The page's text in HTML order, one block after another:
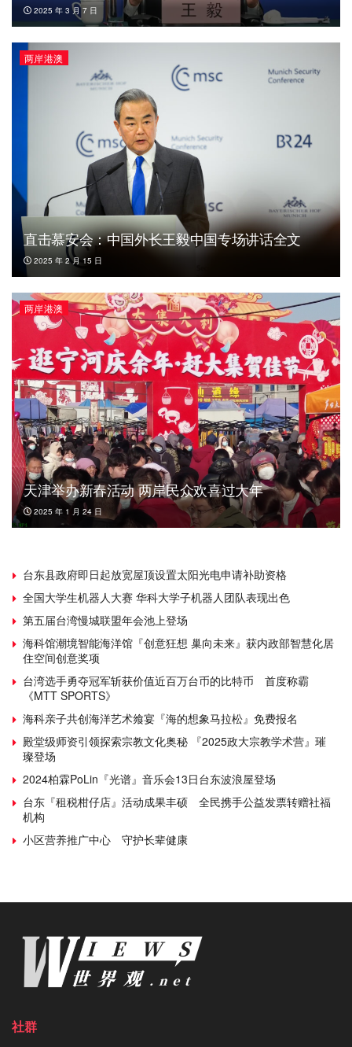
2025 年 3 月 7 日
两岸港澳
直击慕安会：中国外长王毅中国专场讲话全文
2025 年 2 月 15 日
两岸港澳
天津举办新春活动 两岸民众欢喜过大年
2025 年 1 月 24 日
台东县政府即日起放宽屋顶设置太阳光电申请补助资格
全国大学生机器人大赛 华科大学子机器人团队表现出色
第五届台湾慢城联盟年会池上登场
海科馆潮境智能海洋馆『创意狂想 巢向未来』获内政部智慧化居
住空间创意奖项
台湾选手勇夺冠军斩获价值近百万台币的比特币 首度称霸
《MTT SPORTS》
海科亲子共创海洋艺术飨宴『海的想象马拉松』免费报名
殿堂级师资引领探索宗教文化奥秘 『2025政大宗教学术营』璀
璨登场
2024柏霖PoLin『光谱』音乐会13日台东波浪屋登场
台东『租税柑仔店』活动成果丰硕 全民携手公益发票转赠社福
机构
小区营养推广中心 守护长辈健康
社群